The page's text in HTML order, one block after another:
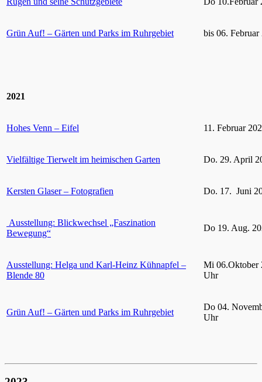
Grün Auf! – Gärten und Parks im Ruhrgebiet bis 06. Februar
2021
Hohes Venn – Eifel 11. Februar
Vielfältige Tierwelt im heimischen Garten Do. 29. April
Kersten Glaser – Fotografien Do. 17. Juni
Ausstellung: Blickwechsel „Faszination
Bewegung“
Do 19. Aug.
Ausstellung: Helga und Karl-Heinz Kühnapfel –
Blende 80
Mi 06.Oktober
Uhr
Grün Auf! – Gärten und Parks im Ruhrgebiet
Do 04.
Uhr